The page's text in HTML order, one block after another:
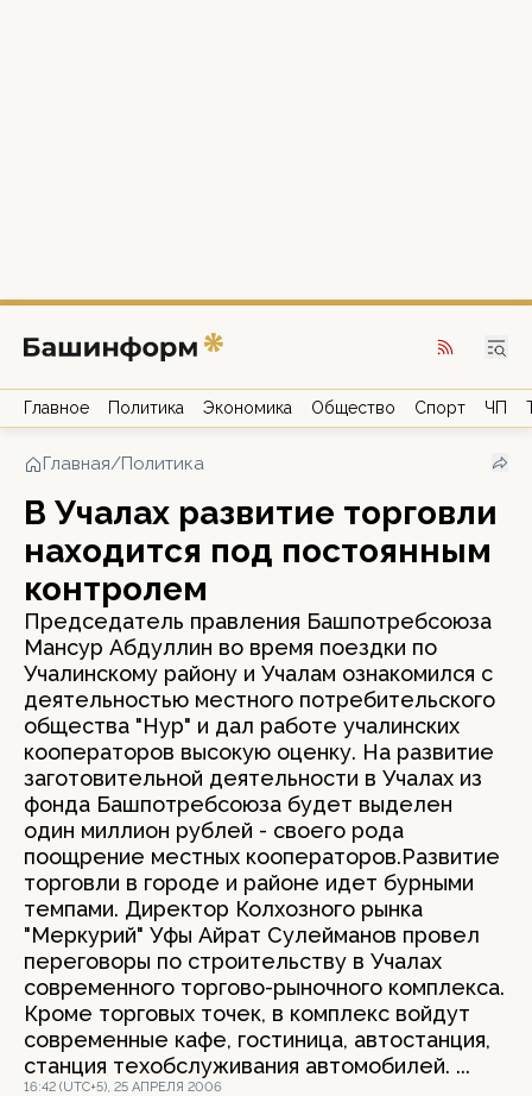
Главное Политика Экономика Общество Спорт ЧП
Главная/Политика
В Учалах развитие торговли
находится под постоянным
контролем
Председатель правления Башпотребсоюза
Мансур Абдуллин во время поездки по
Учалинскому району и Учалам ознакомился с
деятельностью местного потребительского
общества "Нур" и дал работе учалинских
кооператоров высокую оценку. На развитие
заготовительной деятельности в Учалах из
фонда Башпотребсоюза будет выделен
один миллион рублей - своего рода
поощрение местных кооператоров.Развитие
торговли в городе и районе идет бурными
темпами. Директор Колхозного рынка
"Меркурий" Уфы Айрат Сулейманов провел
переговоры по строительству в Учалах
современного торгово-рыночного комплекса.
Кроме торговых точек, в комплекс войдут
современные кафе, гостиница, автостанция,
станция техобслуживания автомобилей. ...
16:42 (UTC+5), 25 АПРЕЛЯ 2006